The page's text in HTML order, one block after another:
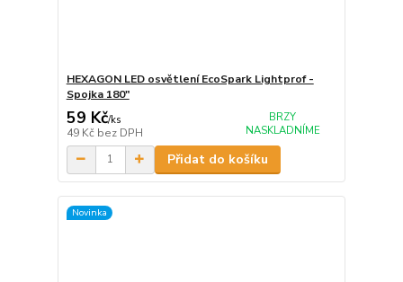
HEXAGON LED osvětlení EcoSpark Lightprof -
Spojka 180"
59 Kč/ks
49 Kč bez DPH
BRZY
NASKLADNÍME
Přidat do košíku
Novinka